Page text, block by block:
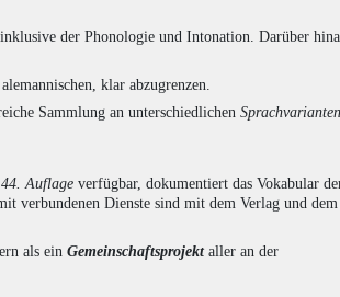
der Phonologie und Intonation. Darüber
klar abzugrenzen.
Sammlung an unterschiedlichen Sprachvarianten
44. Auflage verfügbar, dokumentiert das Vokabular
verbundenen Dienste sind mit dem Verlag und dem
als ein Gemeinschaftsprojektaller an der